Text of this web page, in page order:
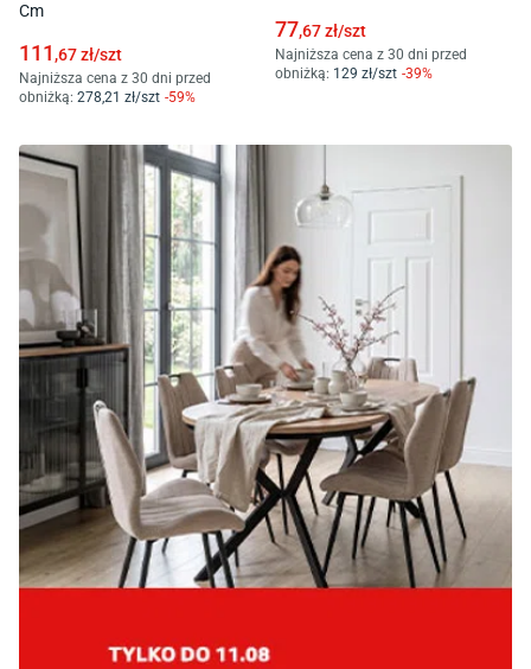
Cm
111 ,67zł/szt
Najniższa cena z 30 dni przed
obniżką: 278,21 zł/szt -59%
77,67zł/szt
Najniższa cena z 30 dni przed
obniżką: 129 zł/szt -39%